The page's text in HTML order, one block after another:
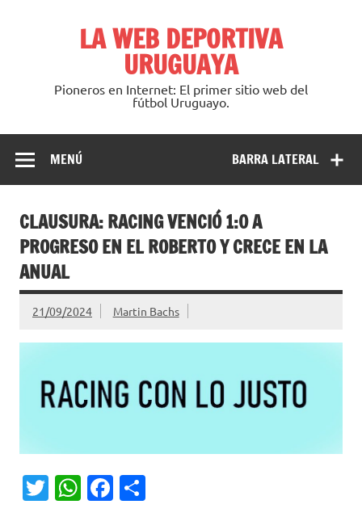
LA WEB DEPORTIVA
URUGUAYA
Pioneros en Internet: El primer sitio web del
fútbol Uruguayo.
BARRA LATERAL
MENÚ
CLAUSURA: RACING VENCIÓ 1:0 A
PROGRESO EN EL ROBERTO Y CRECE EN LA
ANUAL
21/09/2024 Martin Bachs
T
W Fa